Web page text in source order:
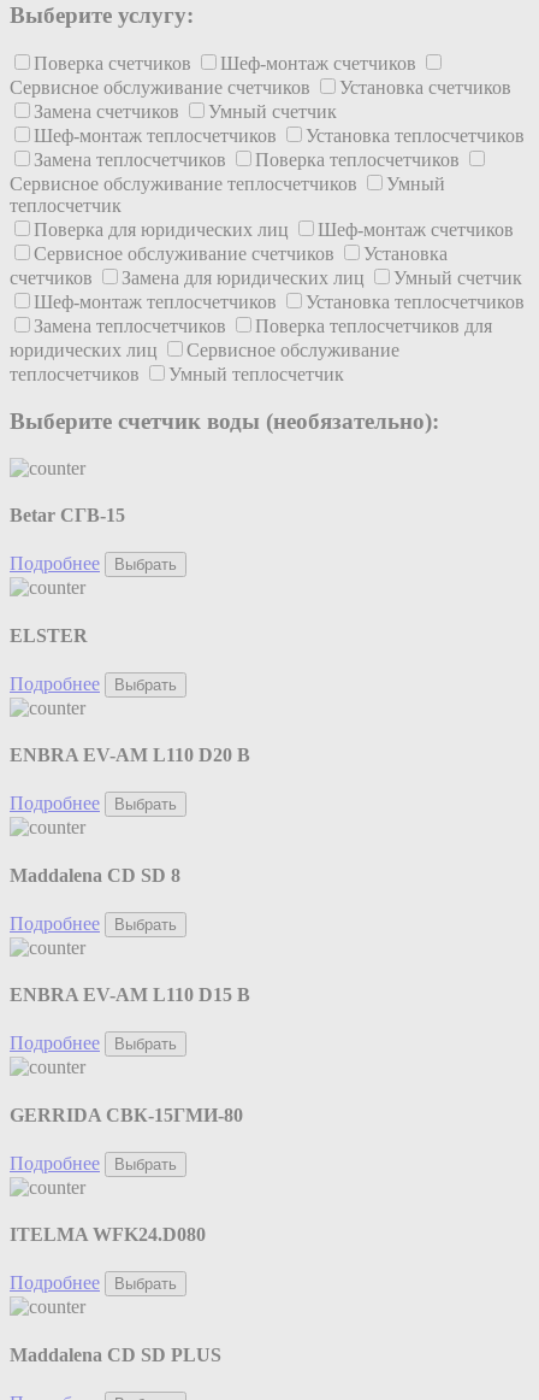
Выберите услугу:
Поверка счетчиков
Шеф-монтаж счетчиков
Сервисное обслуживание счетчиков
Установка счетчиков
Замена счетчиков
Умный счетчик
Шеф-монтаж теплосчетчиков
Установка теплосчетчиков
Замена теплосчетчиков
Поверка теплосчетчиков
Сервисное обслуживание теплосчетчиков
Умный
теплосчетчик
Поверка для юридических лиц
Шеф-монтаж счетчиков
Сервисное обслуживание счетчиков
Установка
счетчиков
Замена для юридических лиц
Умный счетчик
Шеф-монтаж теплосчетчиков
Установка теплосчетчиков
Замена теплосчетчиков
Поверка теплосчетчиков для
юридических лиц
Сервисное обслуживание
теплосчетчиков
Умный теплосчетчик
Выберите счетчик воды (необязательно):
Betar СГВ-15
Подробнее Выбрать
ELSTER
Подробнее Выбрать
ENBRA EV-AM L110 D20 B
Подробнее Выбрать
Maddalena CD SD 8
Подробнее Выбрать
ENBRA EV-AM L110 D15 B
Подробнее Выбрать
GERRIDA СВК-15ГМИ-80
Подробнее Выбрать
ITELMA WFK24.D080
Подробнее Выбрать
Maddalena CD SD PLUS